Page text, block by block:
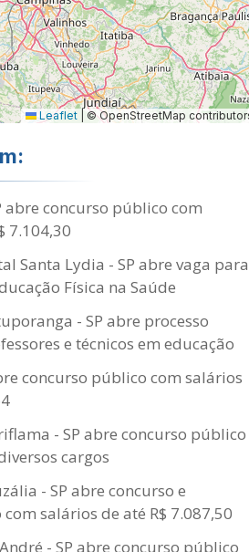
Leaflet © OpenStreetMap
abre concurso público com
7.104,30
Santa Lydia - SP abre vaga para
Física na Saúde
- SP abre processo
e técnicos em educação
concurso público com salários
- SP abre concurso público
cargos
- SP abre concurso e
salários de até R$ 7.087,50
- SP abre concurso público